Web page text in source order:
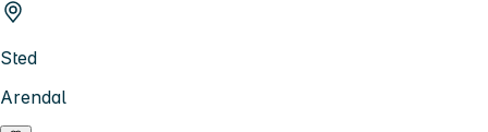
Sted
Arendal